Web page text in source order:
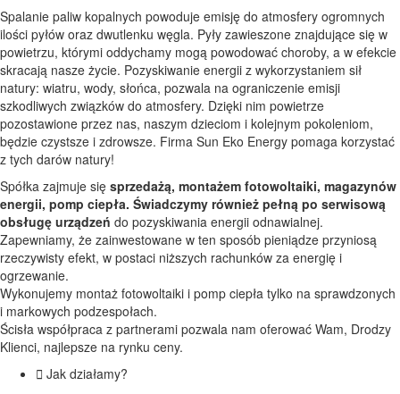
Spalanie paliw kopalnych powoduje emisję do atmosfery ogromnych
ilości pyłów oraz dwutlenku węgla. Pyły zawieszone znajdujące się w
powietrzu, którymi oddychamy mogą powodować choroby, a w efekcie
skracają nasze życie. Pozyskiwanie energii z wykorzystaniem sił
natury: wiatru, wody, słońca, pozwala na ograniczenie emisji
szkodliwych związków do atmosfery. Dzięki nim powietrze
pozostawione przez nas, naszym dzieciom i kolejnym pokoleniom,
będzie czystsze i zdrowsze. Firma Sun Eko Energy pomaga korzystać
z tych darów natury!
Spółka zajmuje się sprzedażą, montażem fotowoltaiki, magazynów
energii, pomp ciepła. Świadczymy również pełną po serwisową
obsługę urządzeń do pozyskiwania energii odnawialnej.
Zapewniamy, że zainwestowane w ten sposób pieniądze przyniosą
rzeczywisty efekt, w postaci niższych rachunków za energię i
ogrzewanie.
Wykonujemy montaż fotowoltaiki i pomp ciepła tylko na sprawdzonych
i markowych podzespołach.
Ścisła współpraca z partnerami pozwala nam oferować Wam, Drodzy
Klienci, najlepsze na rynku ceny.
Jak działamy?